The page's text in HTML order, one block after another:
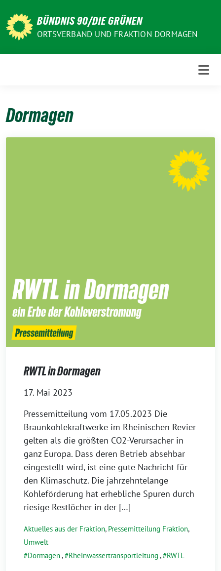
zum
Inhalt
BÜNDNIS 90/DIE GRÜNEN
ORTSVERBAND UND FRAKTION DORMAGEN
Dormagen
RWTL in Dormagen
17. Mai 2023
Pressemitteilung vom 17.05.2023 Die
Braunkohlekraftwerke im Rheinischen Revier
gelten als die größten CO2-Verursacher in
ganz Europa. Dass deren Betrieb absehbar
eingestellt wird, ist eine gute Nachricht für
den Klimaschutz. Die jahrzehntelange
Kohleförderung hat erhebliche Spuren durch
riesige Restlöcher in der […]
Aktuelles aus der Fraktion, Pressemitteilung Fraktion,
Umwelt
Dormagen, Rheinwassertransportleitung , RWTL